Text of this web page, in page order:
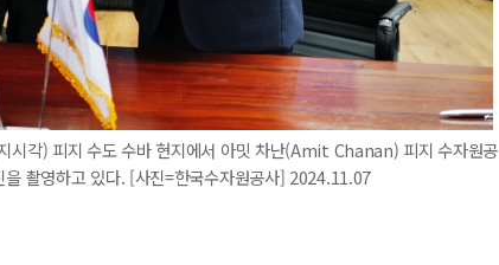
시각) 피지 수도 수바 현지에서 아밋 차난(Amit Chanan) 피지 수자원공
촬영하고 있다. [사진=한국수자원공사] 2024.11.07